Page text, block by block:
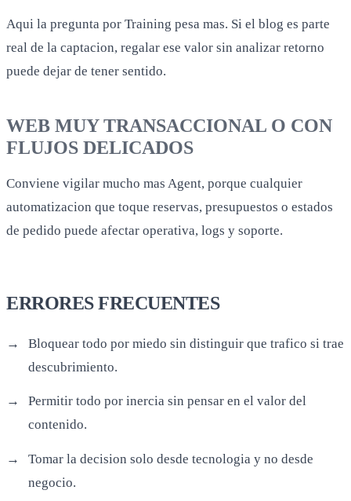
Aqui la pregunta por Training pesa mas. Si el blog es parte
real de la captacion, regalar ese valor sin analizar retorno
puede dejar de tener sentido.
WEB MUY TRANSACCIONAL O CON
FLUJOS DELICADOS
Conviene vigilar mucho mas Agent, porque cualquier
automatizacion que toque reservas, presupuestos o estados
de pedido puede afectar operativa, logs y soporte.
ERRORES FRECUENTES
Bloquear todo por miedo sin distinguir que trafico si trae
descubrimiento.
Permitir todo por inercia sin pensar en el valor del
contenido.
Tomar la decision solo desde tecnologia y no desde
negocio.